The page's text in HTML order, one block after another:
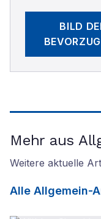
BILD
Mehr aus
Weitere aktuelle
Alle Allgemein-